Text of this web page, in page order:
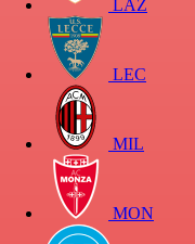
LAZ
LEC
MIL
MON